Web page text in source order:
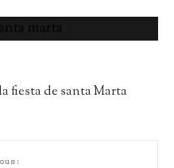
fiesta de santa Marta